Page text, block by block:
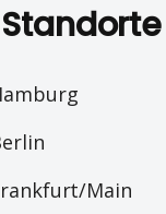
Main